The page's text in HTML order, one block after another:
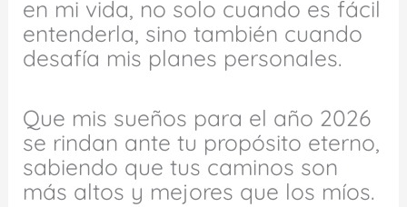
en mi vida, no solo cuando es fácil
entenderla, sino también cuando
desafía mis planes personales.
Que mis sueños para el año 2026
se rindan ante tu propósito eterno,
sabiendo que tus caminos son
más altos y mejores que los míos.